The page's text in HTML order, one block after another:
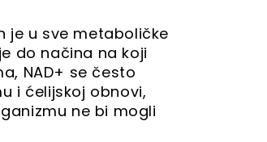
je u sve metaboličke
do načina na koji
NAD+ se često
i ćelijskoj obnovi,
ne bi mogli